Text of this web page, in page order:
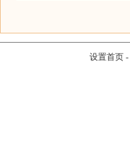
设置首页-